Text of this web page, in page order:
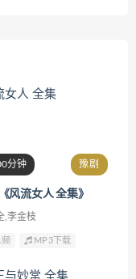
分钟 豫剧
风流女人 全集》
,李金枝
MP3下载